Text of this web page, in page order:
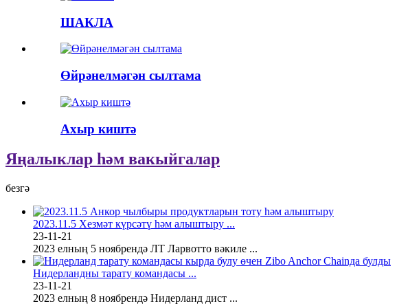
ШАКЛА
Өйрәнелмәгән сылтама
Ахыр киштә
Яңалыклар һәм вакыйгалар
безгә
2023.11.5 Хезмәт күрсәтү һәм алыштыру ...
23-11-21
2023 елның 5 ноябрендә ЛТ Ларвотто вәкиле ...
Нидерландны тарату командасы ...
23-11-21
2023 елның 8 ноябрендә Нидерланд дист ...